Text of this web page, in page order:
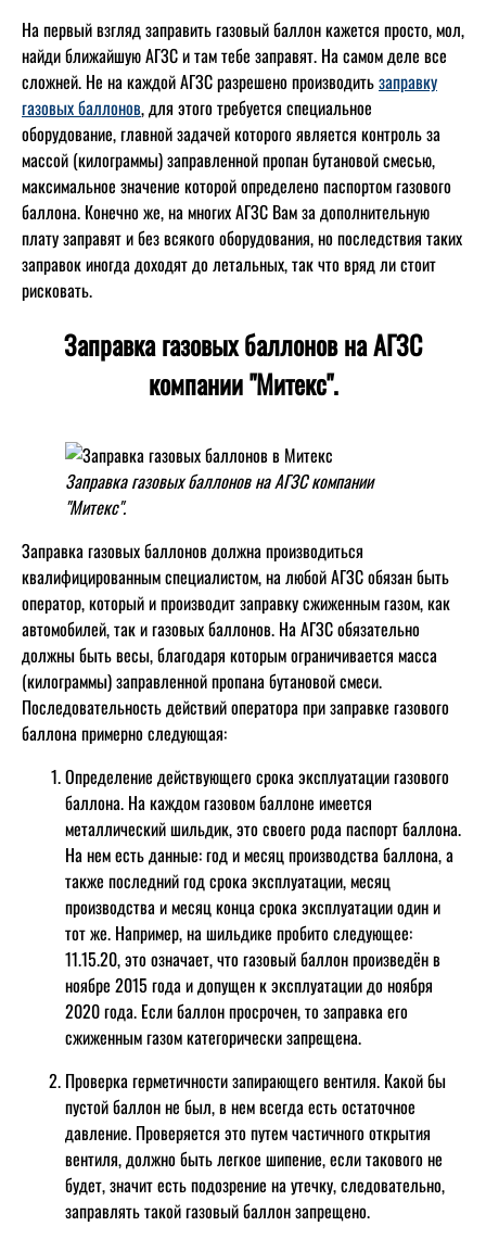
На первый взгляд заправить газовый баллон кажется просто, мол,
найди ближайшую АГЗС и там тебе заправят. На самом деле все
сложней. Не на каждой АГЗС разрешено производитьзаправку
газовых баллонов, для этого требуется специальное
оборудование, главной задачей которого является контроль за
массой (килограммы) заправленной пропан бутановой смесью,
максимальное значение которой определено паспортом газового
баллона. Конечно же, на многих АГЗС Вам за дополнительную
плату заправят и без всякого оборудования, но последствия таких
заправок иногда доходят до летальных, так что вряд ли стоит
рисковать.
Заправка газовых баллонов на АГЗС
компании "Митекс".
Заправка газовых баллонов на АГЗС компании
"Митекс".
Заправка газовых баллонов должна производиться
квалифицированным специалистом, на любой АГЗС обязан быть
оператор, который и производит заправку сжиженным газом, как
автомобилей, так и газовых баллонов. На АГЗС обязательно
должны быть весы, благодаря которым ограничивается масса
(килограммы) заправленной пропана бутановой смеси.
Последовательность действий оператора при заправке газового
баллона примерно следующая:
Определение действующего срока эксплуатации газового
баллона. На каждом газовом баллоне имеется
металлический шильдик, это своего рода паспорт баллона.
На нем есть данные: год и месяц производства баллона, а
также последний год срока эксплуатации, месяц
производства и месяц конца срока эксплуатации один и
тот же. Например, на шильдике пробито следующее:
11.15.20, это означает, что газовый баллон произведён в
ноябре 2015 года и допущен к эксплуатации до ноября
2020 года. Если баллон просрочен, то заправка его
сжиженным газом категорически запрещена.
Проверка герметичности запирающего вентиля. Какой бы
пустой баллон не был, в нем всегда есть остаточное
давление. Проверяется это путем частичного открытия
вентиля, должно быть легкое шипение, если такового не
будет, значит есть подозрение на утечку, следовательно,
заправлять такой газовый баллон запрещено.